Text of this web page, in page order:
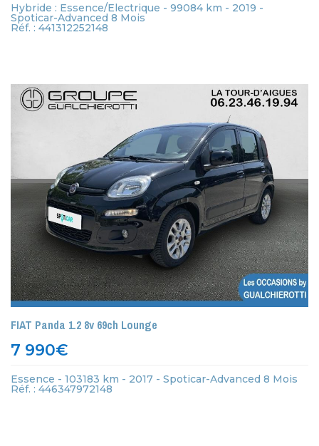
Hybride : Essence/Electrique - 99084 km - 2019 -
Spoticar-Advanced 8 Mois
Réf. : 441312252148
FIAT Panda 1.2 8v 69ch Lounge
7 990€
Essence - 103183 km - 2017 - Spoticar-Advanced 8 Mois
Réf. : 446347972148